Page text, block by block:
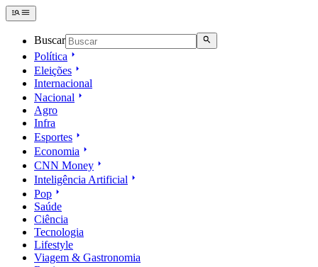
Buscar
Política
Eleições
Internacional
Nacional
Agro
Infra
Esportes
Economia
CNN Money
Inteligência Artificial
Pop
Saúde
Ciência
Tecnologia
Lifestyle
Viagem & Gastronomia